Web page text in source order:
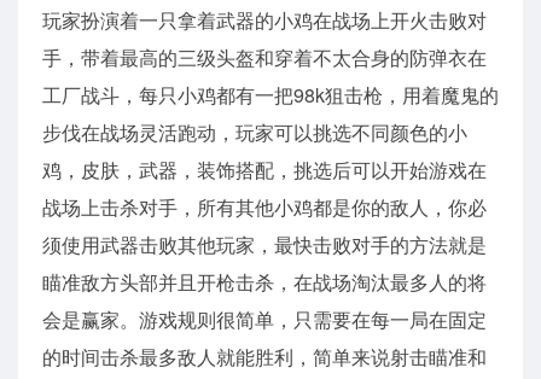
玩家扮演着一只拿着武器的小鸡在战场上开火击败对
手，带着最高的三级头盔和穿着不太合身的防弹衣在
工厂战斗，每只小鸡都有一把98k狙击枪，用着魔鬼的
步伐在战场灵活跑动，玩家可以挑选不同颜色的小
鸡，皮肤，武器，装饰搭配，挑选后可以开始游戏在
战场上击杀对手，所有其他小鸡都是你的敌人，你必
须使用武器击败其他玩家，最快击败对手的方法就是
瞄准敌方头部并且开枪击杀，在战场淘汰最多人的将
会是赢家。游戏规则很简单，只需要在每一局在固定
的时间击杀最多敌人就能胜利，简单来说射击瞄准和